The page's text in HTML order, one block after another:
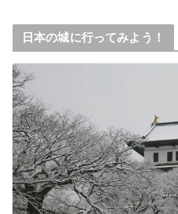
日本の城に行ってみよう！